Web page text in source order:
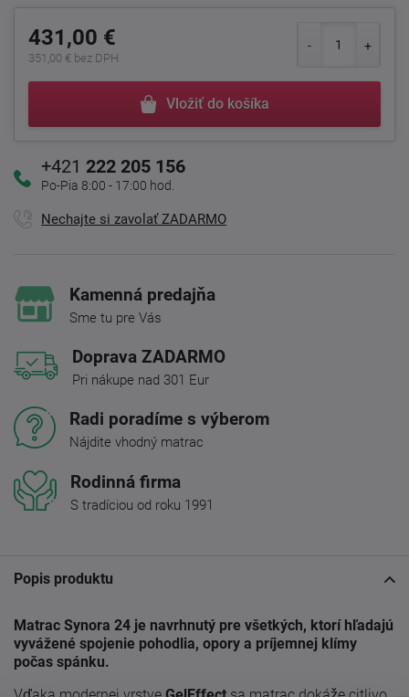
431,00 €
351,00 € bez DPH
Vložiť do košíka
+421 222 205 156
Po-Pia 8:00 - 17:00 hod.
Nechajte si zavolať ZADARMO
Kamenná predajňa
Sme tu pre Vás
Doprava ZADARMO
Pri nákupe nad 301 Eur
Radi poradíme s výberom
Nájdite vhodný matrac
Rodinná firma
S tradíciou od roku 1991
Popis produktu
Matrac Synora 24 je navrhnutý pre všetkých, ktorí hľadajú
vyvážené spojenie pohodlia, opory a príjemnej klímy
počas spánku.